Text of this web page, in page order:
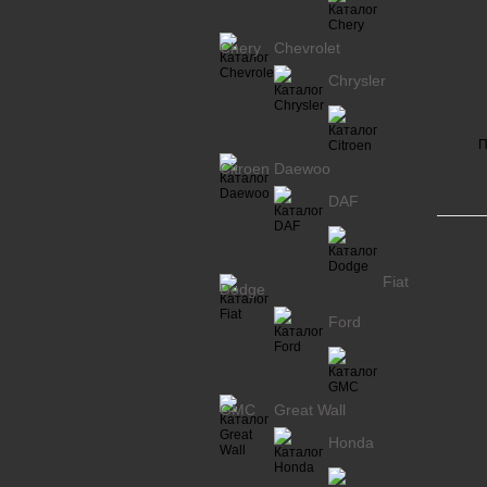
Chery
Chevrolet
Chrysler
Citroen Daewoo
DAF
Dodge Fiat
Ford
GMC
Great Wall
Honda